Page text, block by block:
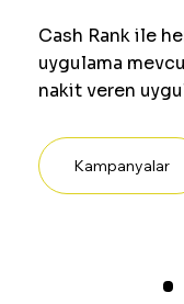
Cash Rank ile
uygulama
nakit veren
Kampanyalar